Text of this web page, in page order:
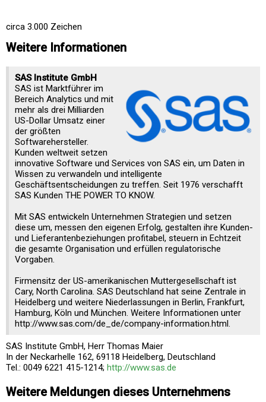
circa 3.000 Zeichen
Weitere Informationen
SAS Institute GmbH
SAS ist Marktführer im
Bereich Analytics und mit
mehr als drei Milliarden
US-Dollar Umsatz einer
der größten
Softwarehersteller.
Kunden weltweit setzen
innovative Software und Services von SAS ein, um Daten in
Wissen zu verwandeln und intelligente
Geschäftsentscheidungen zu treffen. Seit 1976 verschafft
SAS Kunden THE POWER TO KNOW.
Mit SAS entwickeln Unternehmen Strategien und setzen
diese um, messen den eigenen Erfolg, gestalten ihre Kunden-
und Lieferantenbeziehungen profitabel, steuern in Echtzeit
die gesamte Organisation und erfüllen regulatorische
Vorgaben.
Firmensitz der US-amerikanischen Muttergesellschaft ist
Cary, North Carolina. SAS Deutschland hat seine Zentrale in
Heidelberg und weitere Niederlassungen in Berlin, Frankfurt,
Hamburg, Köln und München. Weitere Informationen unter
http://www.sas.com/de_de/company-information.html.
SAS Institute GmbH, Herr Thomas Maier
In der Neckarhelle 162, 69118 Heidelberg, Deutschland
Tel.: 0049 6221 415-1214; http://www.sas.de
Weitere Meldungen dieses Unternehmens